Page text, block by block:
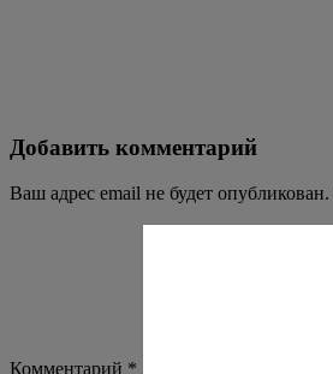
Добавить комментарий
Ваш адрес email не будет опубликован.
Комментарий *